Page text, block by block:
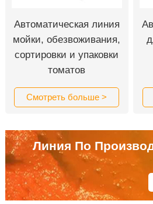
Автоматическая линия
мойки, обезвоживания,
сортировки и упаковки
томатов
Смотреть больше >
Линия По